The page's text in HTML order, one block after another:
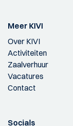
Meer KIVI
Over KIVI
Activiteiten
Zaalverhuur
Vacatures
Contact
Socials